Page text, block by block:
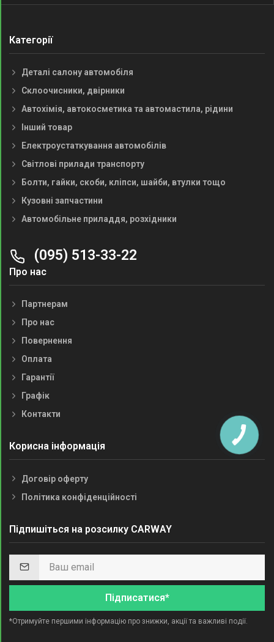
Категорії
Деталі салону автомобіля
Склоочисники, двірники
Автохімія, автокосметика та автомастила, рідини
Інший товар
Електроустаткування автомобілів
Світлові прилади транспорту
Болти, гайки, скоби, кліпси, шайби, втулки тощо
Кузовні запчастини
Автомобільне приладдя, розхідники
(095) 513-33-22
Про нас
Партнерам
Про нас
Повернення
Оплата
Гарантії
Графік
Контакти
Корисна інформація
Договір оферту
Політика конфіденційності
Підпишіться на розсилку CARWAY
Підписатися*
*Отримуйте першими інформацію про знижки, акції та важливі події.